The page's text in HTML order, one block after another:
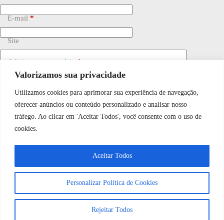
Valorizamos sua privacidade
Utilizamos cookies para aprimorar sua experiência de navegação,
oferecer anúncios ou conteúdo personalizado e analisar nosso
tráfego. Ao clicar em 'Aceitar Todos', você consente com o uso de
cookies.
Personalizar Política de Cookies
Rejeitar Todos
Aceitar Todos
E-mail *
Site
Adicionar comentário *
Salvar meu nome, e-mail e site neste navegador para a
próxima vez que eu comentar.
Publicar comentário
WhatsApp JF Tech
Vamos conversar e descobrir como
podemos ajudá-lo hoje?
Abrir bate-papo